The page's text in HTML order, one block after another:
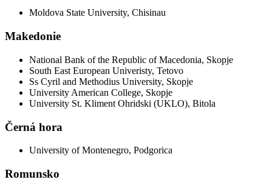
Moldova State University, Chisinau
Makedonie
National Bank of the Republic of Macedonia, Skopje
South East European Univeristy, Tetovo
Ss Cyril and Methodius University, Skopje
University American College, Skopje
University St. Kliment Ohridski (UKLO), Bitola
Černá hora
University of Montenegro, Podgorica
Romunsko